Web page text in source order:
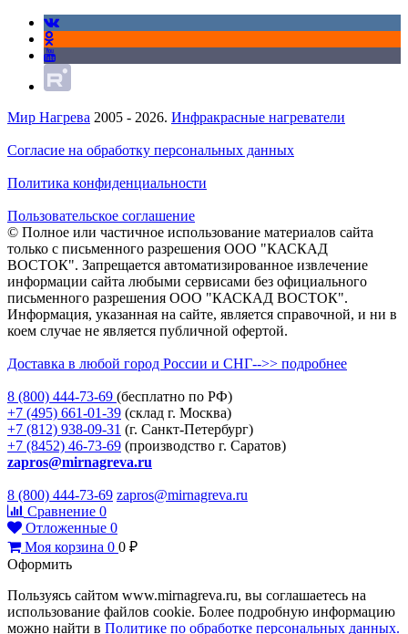
Мир Нагрева 2005 - 2026. Инфракрасные нагреватели
Согласие на обработку персональных данных
Политика конфиденциальности
Пользовательское соглашение
© Полное или частичное использование материалов сайта
только с письменного разрешения ООО "КАСКАД
ВОСТОК". Запрещается автоматизированное извлечение
информации сайта любыми сервисами без официального
письменного разрешения ООО "КАСКАД ВОСТОК".
Информация, указанная на сайте, является справочной, и ни в
коем случае не является публичной офертой.
Доставка в любой город России и СНГ-->> подробнее
8 (800) 444-73-69 (бесплатно по РФ)
+7 (495) 661-01-39 (склад г. Москва)
+7 (812) 938-09-31 (г. Санкт-Петербург)
+7 (8452) 46-73-69 (производство г. Саратов)
zapros@mirnagreva.ru
8 (800) 444-73-69 zapros@mirnagreva.ru
Сравнение 0
Отложенные 0
Моя корзина 0 0 ₽
Оформить
Пользуясь сайтом www.mirnagreva.ru, вы соглашаетесь на
использование файлов cookie. Более подробную информацию
можно найти в Политике по обработке персональных данных.